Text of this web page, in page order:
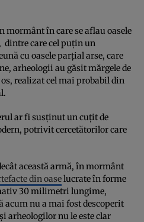
în care se aflau oasele
dintre care cel puțin un
cu oasele parțial arse, care
arheologii au găsit mărgele de
realizat cel mai probabil din
ar fi susținut un cuțit de
potrivit cercetătorilor care
această armă, în mormânt
din oaselucrate în forme
30 milimetri lungime,
nu a mai fost descoperit
arheologilor nu le este clar